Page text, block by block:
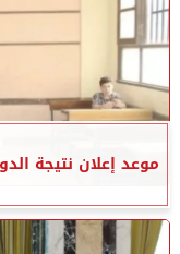
موعد إعلان نتيجة